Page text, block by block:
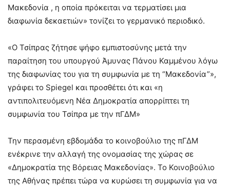
Μακεδονία , η οποία πρόκειται να τερματίσει μια
διαφωνία δεκαετιών» τονίζει το γερμανικό περιοδικό.
«Ο Τσίπρας ζήτησε ψήφο εμπιστοσύνης μετά την
παραίτηση του υπουργού Άμυνας Πάνου Καμμένου λόγω
της διαφωνίας του για τη συμφωνία με τη “Μακεδονία”»,
γράφει το Spiegel και προσθέτει ότι και «η
αντιπολιτευόμενη Νέα Δημοκρατία απορρίπτει τη
συμφωνία του Τσίπρα με την πΓΔΜ»
Την περασμένη εβδομάδα το κοινοβούλιο της πΓΔΜ
ενέκρινε την αλλαγή της ονομασίας της χώρας σε
«Δημοκρατία της Βόρειας Μακεδονίας». Το Κοινοβούλιο
της Αθήνας πρέπει τώρα να κυρώσει τη συμφωνία για να